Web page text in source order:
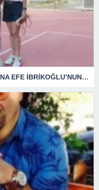
YENİLENEN BASKETBOL SAHASINA EFE İBRİKOĞLU’NUN ADI VERİLDİ